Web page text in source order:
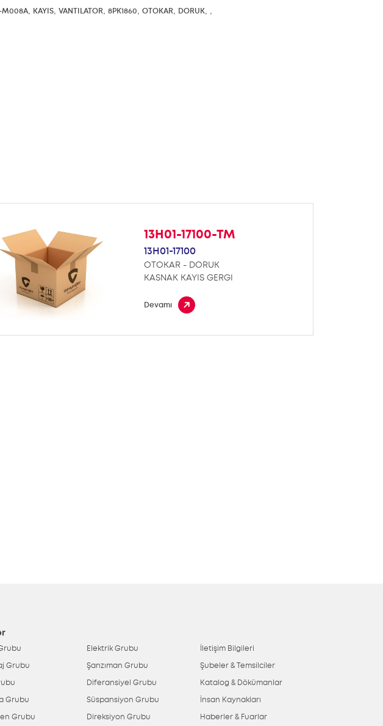
M008A, KAYIS, VANTILATOR, 8PK1860, OTOKAR, DORUK, ,
13H01-17100-TM
13H01-17100
OTOKAR - DORUK
KASNAK KAYIS GERGI
Devamı
Elektrik Grubu
Grubu
Şanzıman Grubu
Diferansiyel Grubu
Grubu
Süspansiyon Grubu
Grubu
Direksiyon Grubu
İletişim Bilgileri
Şubeler & Temsilciler
Katalog & Dökümanlar
İnsan Kaynakları
Haberler & Fuarlar